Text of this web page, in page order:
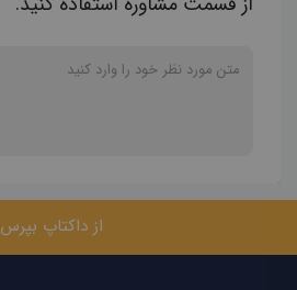
از داکتاپ بپرس